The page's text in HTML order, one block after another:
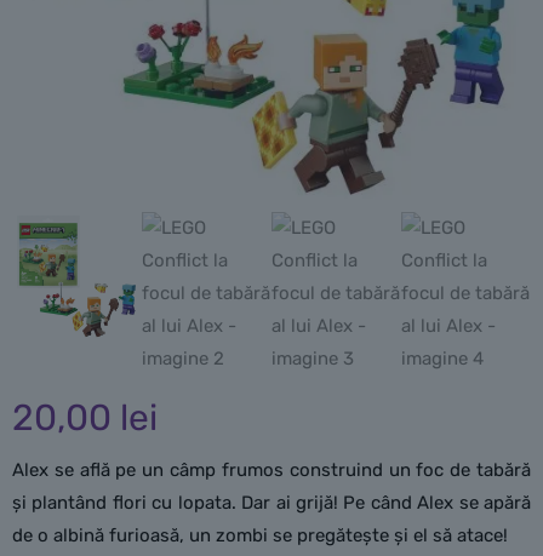
20,00 lei
Alex se află pe un câmp frumos construind un foc de tabără
și plantând flori cu lopata. Dar ai grijă! Pe când Alex se apără
de o albină furioasă, un zombi se pregătește și el să atace!